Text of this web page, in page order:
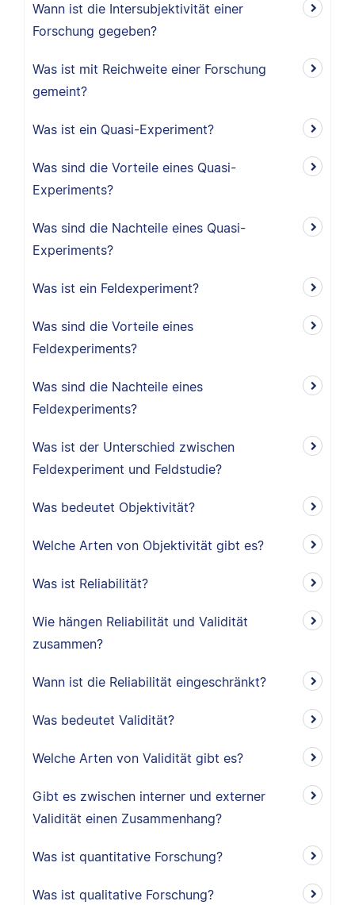
Wann ist die Intersubjektivität einer
Forschung gegeben?
Was ist mit Reichweite einer Forschung
gemeint?
Was ist ein Quasi-Experiment?
Was sind die Vorteile eines Quasi-
Experiments?
Was sind die Nachteile eines Quasi-
Experiments?
Was ist ein Feldexperiment?
Was sind die Vorteile eines
Feldexperiments?
Was sind die Nachteile eines
Feldexperiments?
Was ist der Unterschied zwischen
Feldexperiment und Feldstudie?
Was bedeutet Objektivität?
Welche Arten von Objektivität gibt es?
Was ist Reliabilität?
Wie hängen Reliabilität und Validität
zusammen?
Wann ist die Reliabilität eingeschränkt?
Was bedeutet Validität?
Welche Arten von Validität gibt es?
Gibt es zwischen interner und externer
Validität einen Zusammenhang?
Was ist quantitative Forschung?
Was ist qualitative Forschung?